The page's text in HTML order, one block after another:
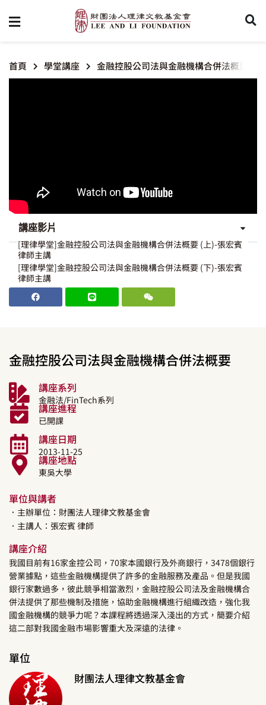
首頁 學堂講座 金融控股公司法與金融機構合併法概要
講座影片
[理律學堂]金融控股公司法與金融機構合併法概要 (上)-張宏賓
律師主講
[理律學堂]金融控股公司法與金融機構合併法概要 (下)-張宏賓
律師主講
金融控股公司法與金融機構合併法概要
講座系列
金融法/FinTech系列
講座進程
已開課
講座日期
2013-11-25
講座地點
東吳大學
單位與講者
．主辦單位：財團法人理律文教基金會
．主講人： 張宏賓 律師
講座介紹
我國目前有16家金控公司，70家本國銀行及外商銀行，3478個銀行
營業據點，這些金融機構提供了許多的金融服務及產品。但是我國
銀行家數過多，彼此競爭相當激烈，金融控股公司法及金融機構合
併法提供了那些機制及措施，協助金融機構進行組織改造，強化我
國金融機構的競爭力呢？本課程將透過深入淺出的方式，簡要介紹
這二部對我國金融市場影響重大及深遠的法律。
單位
財團法人理律文教基金會